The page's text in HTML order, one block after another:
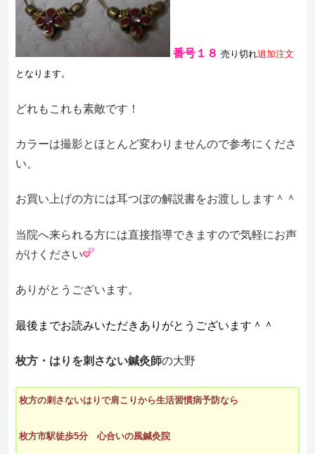
番号１８売り切れ追加注文
となります。
どれもこれも素敵です！
カラーは撮影とほとんど変わりませんので参考にくださ
い。
お買い上げの方には耳つぼの解説書をお渡しします＾＾
当院へ来られる方には直接指導できますので気軽にお声
がけください
ありがとうございます。
最後までお読みいただきありがとうございます＾＾
枚方・はりを刺さない鍼灸師の大野
枚方の刺さないはりで肩こりから生活習慣病予防なら
枚方市駅徒歩5分 心合いの風鍼灸院